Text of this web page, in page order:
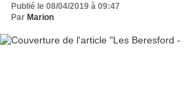
Publié le 08/04/2019 à 09:47
Par Marion